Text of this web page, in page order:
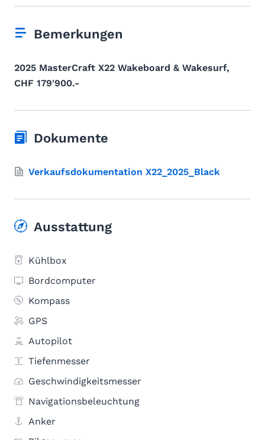
Bemerkungen
2025 MasterCraft X22 Wakeboard & Wakesurf,
CHF 179'900.-
Dokumente
Verkaufsdokumentation X22_2025_Black
Ausstattung
Kühlbox
Bordcomputer
Kompass
GPS
Autopilot
Tiefenmesser
Geschwindigkeitsmesser
Navigationsbeleuchtung
Anker